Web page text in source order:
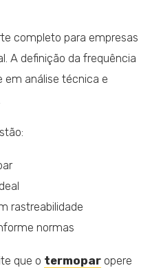
completo para empresas
A definição da frequência
em análise técnica e
rastreabilidade
normas
que o termopar opere